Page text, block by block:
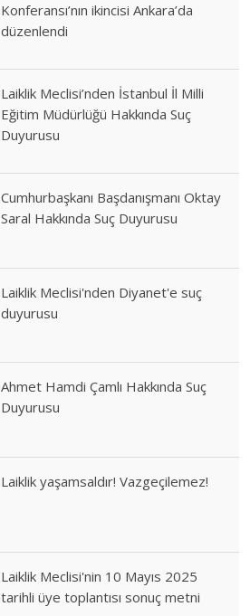
Konferansı’nın ikincisi Ankara’da
düzenlendi
Laiklik Meclisi’nden İstanbul İl Milli
Eğitim Müdürlüğü Hakkında Suç
Duyurusu
Cumhurbaşkanı Başdanışmanı Oktay
Saral Hakkında Suç Duyurusu
Laiklik Meclisi'nden Diyanet'e suç
duyurusu
Ahmet Hamdi Çamlı Hakkında Suç
Duyurusu
Laiklik yaşamsaldır! Vazgeçilemez!
Laiklik Meclisi'nin 10 Mayıs 2025
tarihli üye toplantısı sonuç metni